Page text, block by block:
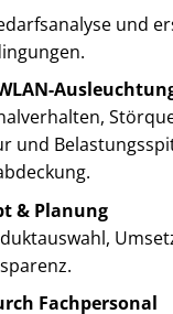
und
und
& Planung
Fachpersonal